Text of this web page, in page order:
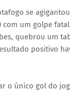
se
um golpe
quebrou um
positivo
o único gol do